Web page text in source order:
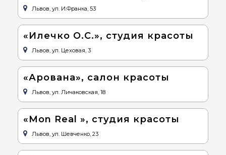
Львов, ул. И.Франка, 53
«Илечко О.С.», студия красоты
Львов, ул. Цеховая, 3
«Арована», салон красоты
Львов, ул. Личаковская, 18
«Mon Real », студия красоты
Львов, ул. Шевченко, 23